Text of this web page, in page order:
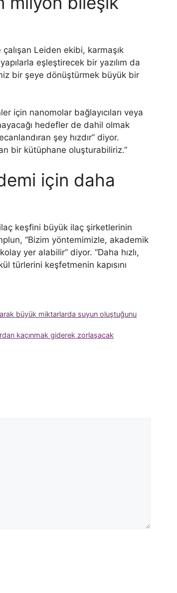
Leiden ekibi, karmaşık
eşleştirecek bir yazılım da
bir şeye dönüştürmek büyük bir
için nanomolar bağlayıcıları veya
hedefler de dahil olmak
şey hızdır” diyor.
bir kütüphane oluşturabiliriz.”
için daha
keşfini büyük ilaç şirketlerinin
“Bizim yöntemimizle, akademik
yer alabilir” diyor. “Daha hızlı,
türlerini keşfetmenin kapısını
büyük miktarlarda suyun oluştuğunu
kaçınmak giderek zorlaşacak